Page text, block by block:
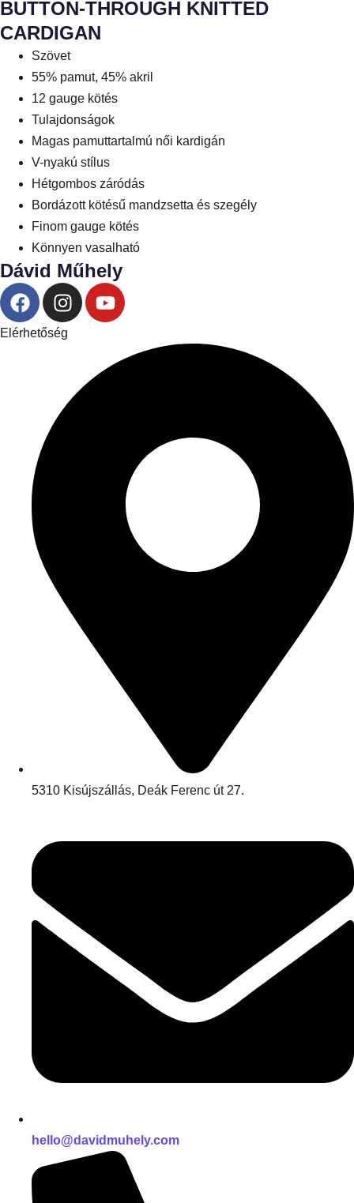
BUTTON-THROUGH KNITTED
CARDIGAN
Szövet
55% pamut, 45% akril
12 gauge kötés
Tulajdonságok
Magas pamuttartalmú női kardigán
V-nyakú stílus
Hétgombos záródás
Bordázott kötésű mandzsetta és szegély
Finom gauge kötés
Könnyen vasalható
Dávid Műhely
Elérhetőség
5310 Kisújszállás, Deák Ferenc út 27.
hello@davidmuhely.com